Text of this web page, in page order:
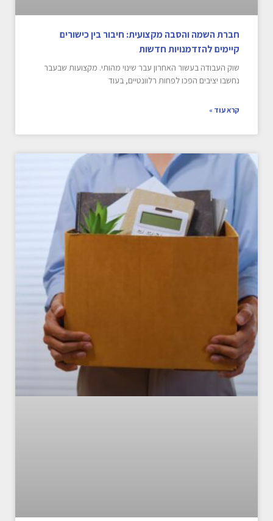
חברת השמה והסבה מקצועית: חיבור בין כישורים
קיימים להזדמנויות חדשות
שוק העבודה בעשור האחרון עבר שינוי מהותי. מקצועות שבעבר
נחשבו יציבים הפכו לפחות רלוונטיים, בעוד
קרא עוד »